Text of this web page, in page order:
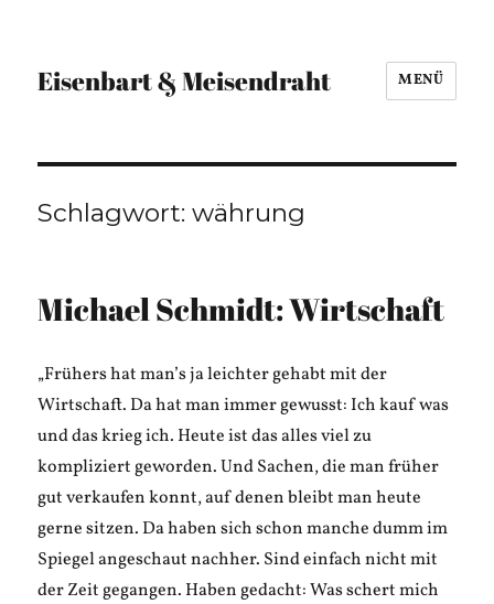
Eisenbart & Meisendraht MENÜ
Schlagwort:währung
Michael Schmidt: Wirtschaft
„Frühers hat man’s ja leichter gehabt mit der
Wirtschaft. Da hat man immer gewusst: Ich kauf was
und das krieg ich. Heute ist das alles viel zu
kompliziert geworden. Und Sachen, die man früher
gut verkaufen konnt, auf denen bleibt man heute
gerne sitzen. Da haben sich schon manche dumm im
Spiegel angeschaut nachher. Sind einfach nicht mit
der Zeit gegangen. Haben gedacht: Was schert mich